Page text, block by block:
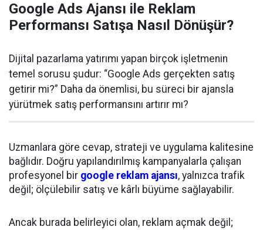
Google Ads Ajansı ile Reklam
Performansı Satışa Nasıl Dönüşür?
Dijital pazarlama yatırımı yapan birçok işletmenin
temel sorusu şudur: “Google Ads gerçekten satış
getirir mi?” Daha da önemlisi, bu süreci bir ajansla
yürütmek satış performansını artırır mı?
Uzmanlara göre cevap, strateji ve uygulama kalitesine
bağlıdır. Doğru yapılandırılmış kampanyalarla çalışan
profesyonel bir google reklam ajansı, yalnızca trafik
değil; ölçülebilir satış ve kârlı büyüme sağlayabilir.
Ancak burada belirleyici olan, reklam açmak değil;